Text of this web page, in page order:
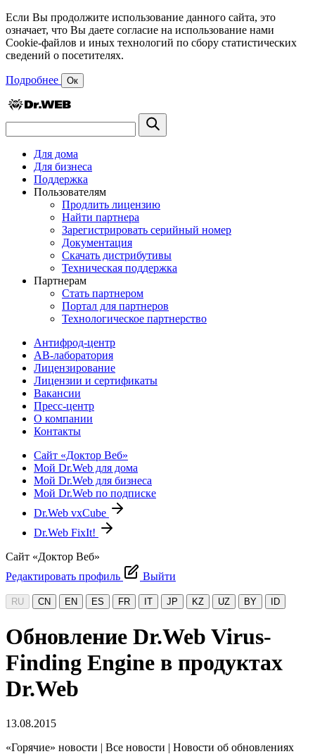
Если Вы продолжите использование данного сайта, это
означает, что Вы даете согласие на использование нами
Cookie-файлов и иных технологий по сбору статистических
сведений о посетителях.
Подробнее Ок
Для дома
Для бизнеса
Поддержка
Пользователям
Продлить лицензию
Найти партнера
Зарегистрировать серийный номер
Документация
Скачать дистрибутивы
Техническая поддержка
Партнерам
Стать партнером
Портал для партнеров
Технологическое партнерство
Антифрод-центр
АВ-лаборатория
Лицензирование
Лицензии и сертификаты
Вакансии
Пресс-центр
О компании
Контакты
Сайт «Доктор Веб»
Мой Dr.Web для дома
Мой Dr.Web для бизнеса
Мой Dr.Web по подписке
Dr.Web vxCube
Dr.Web FixIt!
Сайт «Доктор Веб»
Редактировать профиль
Выйти
RU CN EN ES FR IT JP KZ UZ BY ID
Обновление Dr.Web Virus-
Finding Engine в продуктах
Dr.Web
13.08.2015
«Горячие» новости | Все новости | Новости об обновлениях